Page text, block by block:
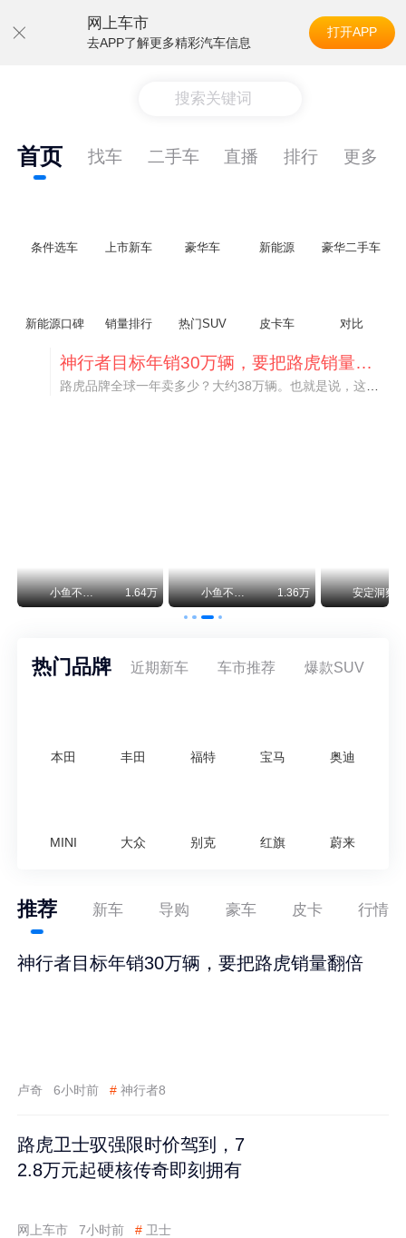
网上车市
去APP了解更多精彩汽车信息
打开APP
搜索关键词
首页 找车 二手车 直播 排行 更多
条件选车 上市新车 豪华车 新能源 豪华二手车
新能源口碑 销量排行 热门SUV 皮卡车 对比
神行者目标年销30万辆，要把路虎销量翻倍
小鱼不刹车 1.64万 小鱼不刹车 1.36万 安定洞察
热门品牌 近期新车 车市推荐 爆款SUV
本田 丰田 福特 宝马 奥迪
MINI 大众 别克 红旗 蔚来
推荐 新车 导购 豪车 皮卡 行情
神行者目标年销30万辆，要把路虎销量翻倍
卢奇 6小时前 # 神行者8
路虎卫士驭强限时价驾到，7
2.8万元起硬核传奇即刻拥有
网上车市 7小时前 # 卫士